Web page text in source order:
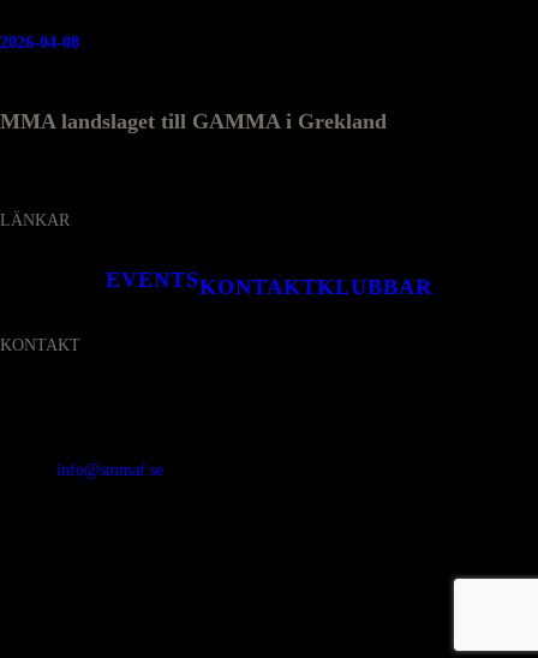
MMA landslaget till GAMMA i Grekland
2026-04-08
LÄNKAR
EVENTSKONTAKTKLUBBAR
KONTAKT
info@smmaf.se